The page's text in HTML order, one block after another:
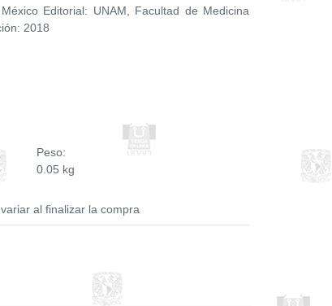
Editorial: UNAM, Facultad de Medicina
2018
Peso:
0.05 kg
al finalizar la compra